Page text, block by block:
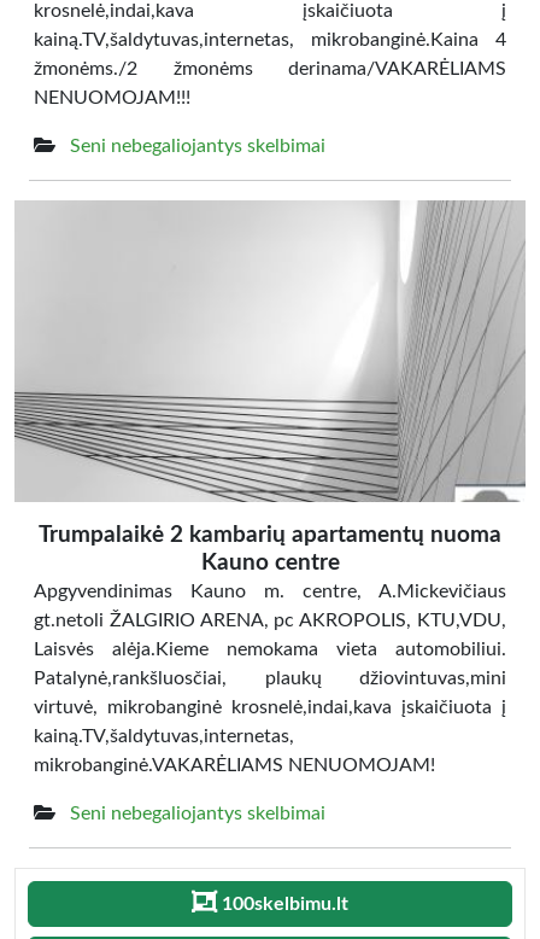
krosnelė,indai,kava įskaičiuota į
kainą.TV,šaldytuvas,internetas, mikrobanginė.Kaina 4
žmonėms./2 žmonėms derinama/VAKARĖLIAMS
NENUOMOJAM!!!
Seni nebegaliojantys skelbimai
Trumpalaikė 2 kambarių apartamentų nuoma
Kauno centre
Apgyvendinimas Kauno m. centre, A.Mickevičiaus
gt.netoli ŽALGIRIO ARENA, pc AKROPOLIS, KTU,VDU,
Laisvės alėja.Kieme nemokama vieta automobiliui.
Patalynė,rankšluosčiai, plaukų džiovintuvas,mini
virtuvė, mikrobanginė krosnelė,indai,kava įskaičiuota į
kainą.TV,šaldytuvas,internetas,
mikrobanginė.VAKARĖLIAMS NENUOMOJAM!
Seni nebegaliojantys skelbimai
100skelbimu.lt